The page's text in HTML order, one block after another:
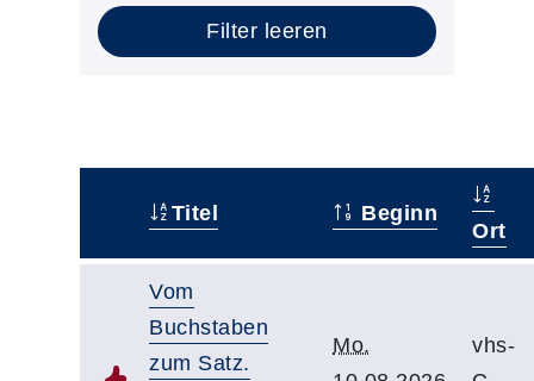
Filter leeren
Titel Beginn
Ort
Vom
Buchstaben
zum Satz.
Mo.
vhs-